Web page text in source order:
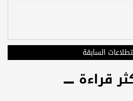
السابقة
قراءة